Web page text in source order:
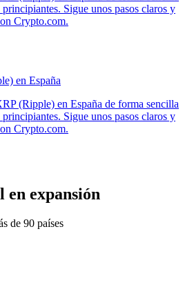
Sigue unos pasos claros y
Crypto.com.
en España
(Ripple) en España de forma sencilla
Sigue unos pasos claros y
Crypto.com.
en expansión
de 90 países